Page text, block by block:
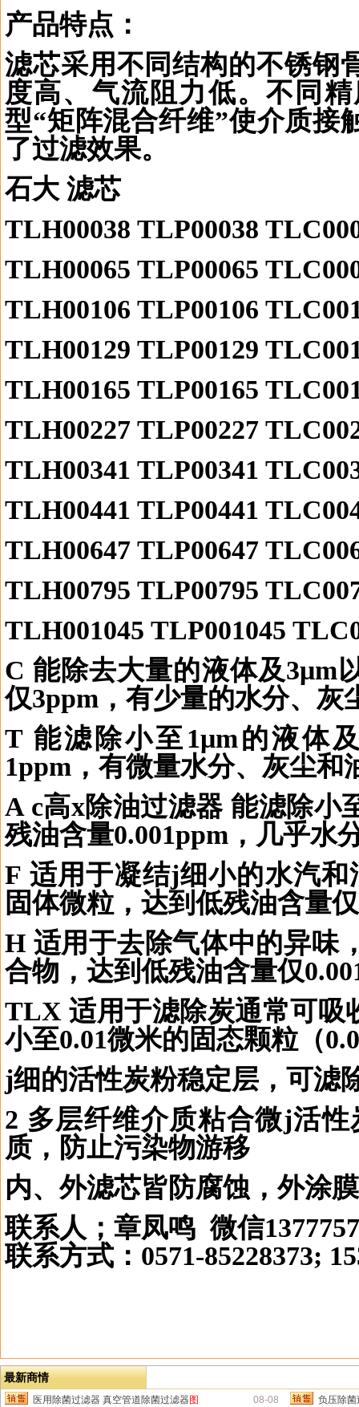
产品特点：
滤芯采用不同结构的不锈钢
度高、气流阻力低。不同
型“矩阵混合纤维”使介质接
了过滤效果。
石大 滤芯
TLH00038 TLP00038
TLH00065 TLP00065
TLH00106 TLP00106
TLH00129 TLP00129
TLH00165 TLP00165
TLH00227 TLP00227
TLH00341 TLP00341
TLH00441 TLP00441
TLH00647 TLP00647
TLH00795 TLP00795
TLH001045 TLP001045
C能除去大量的液体及3μm
仅3ppm ，有少量的水分、灰
T能滤除小至1μm的液体
1ppm ，有微量水分、灰尘和
A c高x除油过滤器 能滤除小
残油含量0.001ppm ，几乎水
F适用于凝结j细小的水汽和
固体微粒，达到低残油含量仅
H 适用于去除气体中的异味
合物，达到低残油含量仅
TLX适用于滤除炭通常可吸
小至0.01微米的固态颗粒（
j细的活性炭粉稳定层，可滤
2 多层纤维介质粘合微j活性
质，防止污染物游移
内、外滤芯皆防腐蚀，外涂
联系人；章凤鸣 微信
联系方式： 0571-85228373;
最新商情
医用除菌过滤器 真空管道除菌过滤器图 08-08 负压除菌